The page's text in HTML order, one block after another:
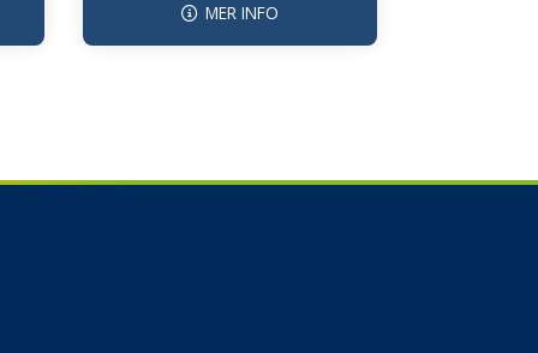
MER INFO